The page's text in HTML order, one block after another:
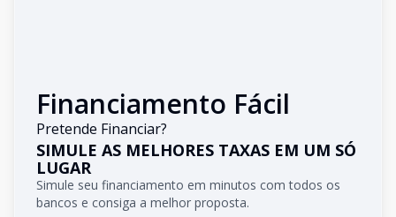
Financiamento Fácil
Pretende Financiar?
SIMULE AS MELHORES TAXAS EM UM SÓ
LUGAR
Simule seu financiamento em minutos com todos os
bancos e consiga a melhor proposta.